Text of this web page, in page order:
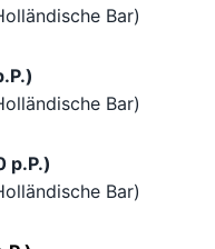
Bar)
Bar)
p.P.)
Bar)